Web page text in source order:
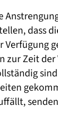
dass
Verfügung
zur Zeit